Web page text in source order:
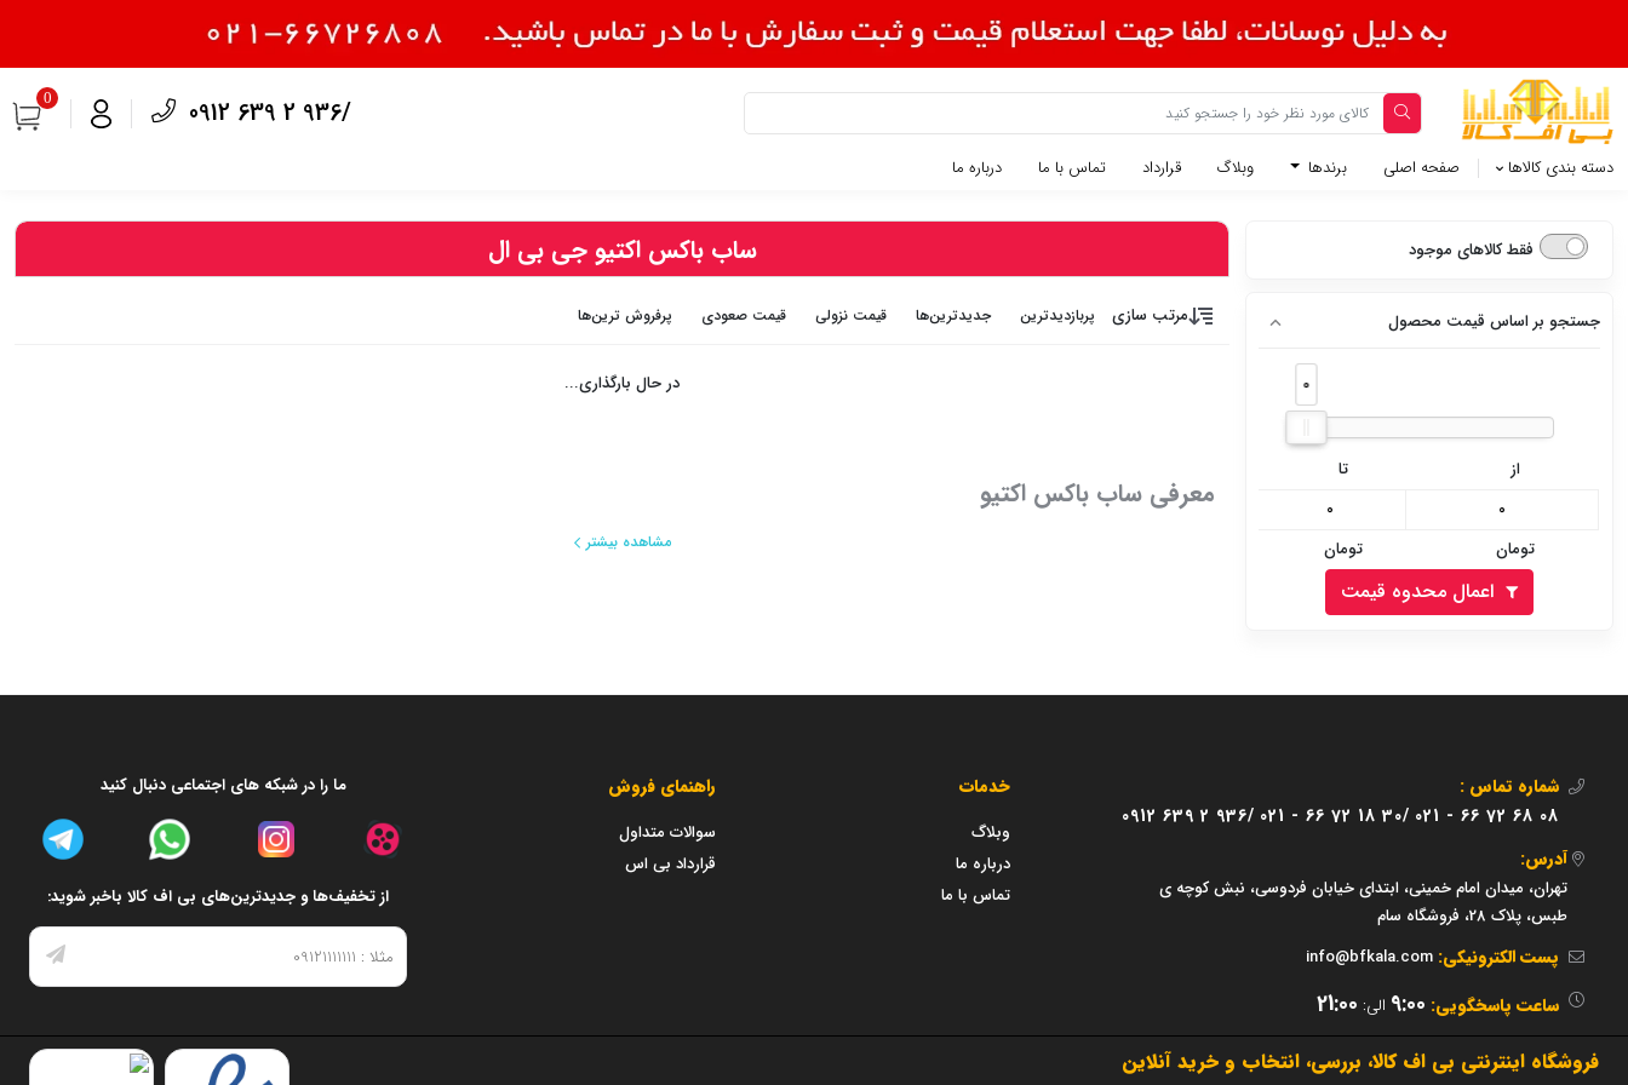
0912 639 2 936/
0
دسته بندی کالاها صفحه اصلی برندها وبلاگ قرارداد تماس با ما درباره ما
فقط کالاهای موجود
جستجو بر اساس قیمت محصول
0
0
از
تومان
تا
تومان
اعمال محدوه قیمت
ساب باکس اکتیو جی بی ال
مرتب سازی پربازديدترين جديدترين‌ها قيمت نزولی قيمت صعودی پرفروش ترین‌ها
در حال بارگذاری...
معرفی ساب باکس اکتیو
مشاهده بیشتر
شماره تماس :
021 - 66 72 68 08
021 - 66 72 18 30/
0912 639 2 936/
آدرس:
تهران، میدان امام خمینی، ابتدای خیابان فردوسی، نبش کوچه ی
طبس، پلاک 28، فروشگاه سام
پست الکترونیکی: info@bfkala.com
ساعت پاسخگویی: 9:00 الی: 21:00
خدمات
وبلاگ
درباره ما
تماس با ما
راهنمای فروش
سوالات متداول
قرارداد بی اس
ما را در شبکه های اجتماعی دنبال کنید
از تخفیف‌ها و جدیدترین‌های بی اف کالا باخبر شوید:
فروشگاه اینترنتی بی اف کالا، بررسی، انتخاب و خرید آنلاین